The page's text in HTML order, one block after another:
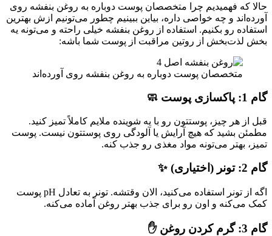
حالا که فهمیدیم چرا متخصصان پوست دوباره به روغن بنفشه روی
آورده‌اند و چه خواصی داره، بیاین ببینیم چطور می‌تونیم ازش بهترین
استفاده رو بکنیم. استفاده از روغن بنفشه خیلی راحته و می‌تونه یه
بخش لذت‌بخش از روتین مراقبت از پوست شما باشه:
متخصصان پوست دوباره به روغن بنفشه روی آورده‌اند
گام 1: پاکسازی پوست 🧼
قبل از هر چیز، پوستتون رو با یه شوینده ملایم کاملاً تمیز کنید.
مطمئن بشید که هیچ آرایش یا آلودگی روی پوستتون نیست. پوست
تمیز، بهتر می‌تونه مواد مغذی رو جذب کنه.
گام 2: تونر (اختیاری) ✨
اگه از تونر استفاده می‌کنید، الان وقتشه. تونر به تعادل pH پوست
کمک می‌کنه و اون رو برای جذب بهتر روغن آماده می‌کنه.
گام 3: گرم کردن روغن ✋